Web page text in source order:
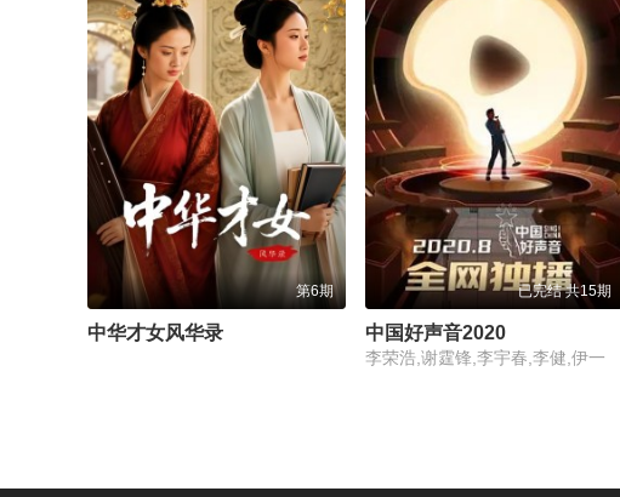
第6期
中华才女风华录
已完结 共15期
中国好声音2020
李荣浩,谢霆锋,李宇春,李健,伊一